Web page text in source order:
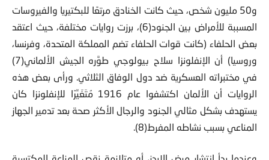
و50 مليون شخص، حيث كانت الخنادق مرتعًا للبكتيريا والفيروسات
المسببة للأمراض بين الجنود(6)، برزت روايات مختلفة، حيث اعتقد
بعض الحلفاء (كانت قوات الحلفاء تضم المملكة المتحدة، وفرنسا،
وروسيا) أن الإنفلونزا سلاح بيولوجي طوَّره الجيش الألماني(7)
في مختبراته العسكرية ضد دول الوفاق الثلاثي. ورأى بعض هذه
الروايات أن الألمان اكتشفوا عام 1916 مُتَغَيِّرًا للإنفلونزا كان
يستهدف بشكل مثالي الجنود والرجال الأكثر صحة بعد تدمير الجهاز
المناعي بسبب نشاطه المفرط(8).